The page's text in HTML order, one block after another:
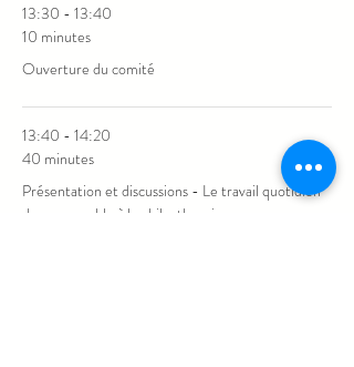
13:30 - 13:40
10 minutes
Ouverture du comité
13:40 - 14:20
40 minutes
Présentation et discussions - Le travail quotidien
du responsable à la philanthropie